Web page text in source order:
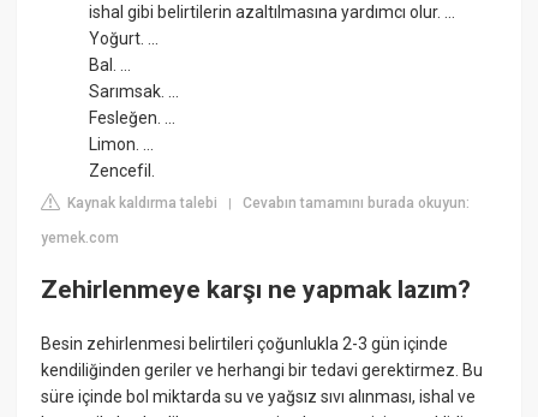
ishal gibi belirtilerin azaltılmasına yardımcı olur. ...
Yoğurt. ...
Bal. ...
Sarımsak. ...
Fesleğen. ...
Limon. ...
Zencefil.
Kaynak kaldırma talebi |Cevabın tamamını burada okuyun:
yemek.com
Zehirlenmeye karşı ne yapmak lazım?
Besin zehirlenmesi belirtileri çoğunlukla 2-3 gün içinde
kendiliğinden geriler ve herhangi bir tedavi gerektirmez. Bu
süre içinde bol miktarda su ve yağsız sıvı alınması, ishal ve